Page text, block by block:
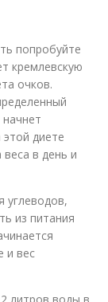
попробуйте
кремлевскую
очков.
диете
в день и
углеводов,
из питания
и вес